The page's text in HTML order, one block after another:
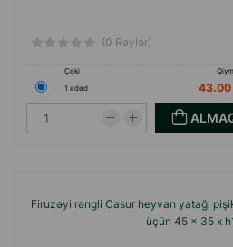
(0 Rəylər)
Çəki
1 ədəd
43.00
Firuzəyi rəngli Casur heyvan yatağı
üçün 45 x 35 x